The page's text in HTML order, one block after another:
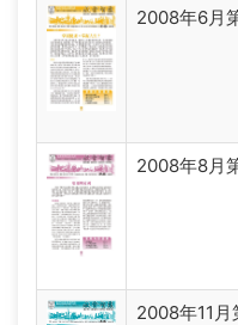
2008年6月
2008年8月
2008年11